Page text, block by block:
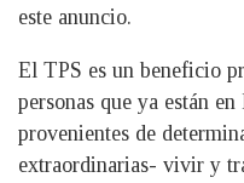
este anuncio.
El TPS es un beneficio
personas que ya están
provenientes de
extraordinarias- vivir y